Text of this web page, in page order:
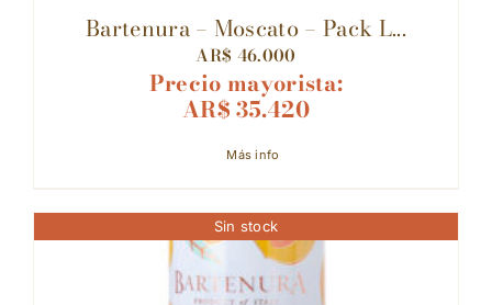
Bartenura – Moscato – Pack L...
AR$ 46.000
Precio mayorista:
AR$35.420
Más info
Sin stock